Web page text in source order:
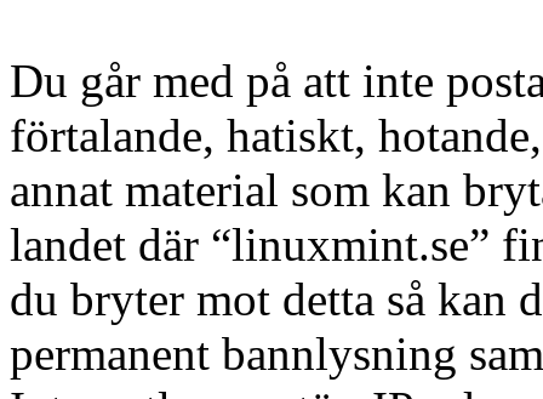
Du går med på att inte
förtalande, hatiskt,
annat material som kan
landet där “linuxmint.se”
du bryter mot detta så kan
permanent bannlysning